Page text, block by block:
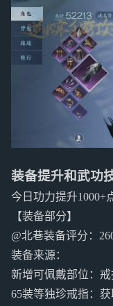
装备提升和武功
今日功力提升1000+
【装备部分】
@北巷装备评分：
装备来源：
新增可佩戴部位：戒
65装等独珍戒指：